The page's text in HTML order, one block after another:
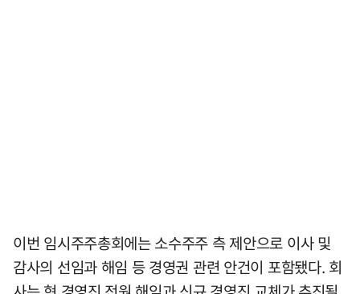
이번 임시주주총회에는 소수주주 측 제안으로 이사 및
감사의 선임과 해임 등 경영권 관련 안건이 포함됐다. 회